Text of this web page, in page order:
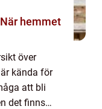
hemmet
över
kända för
att bli
det finns